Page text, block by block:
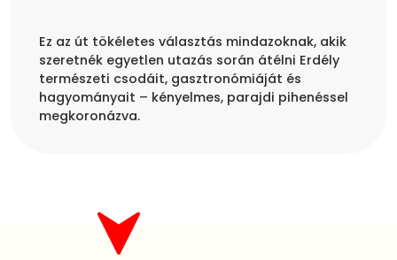
Ez az út tökéletes választás mindazoknak, akik
szeretnék egyetlen utazás során átélni Erdély
természeti csodáit, gasztronómiáját és
hagyományait – kényelmes, parajdi pihenéssel